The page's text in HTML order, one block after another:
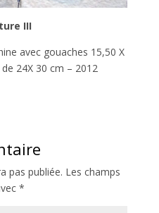
III
avec gouaches 15,50 X
24X 30 cm – 2012
pas publiée. Les champs
*